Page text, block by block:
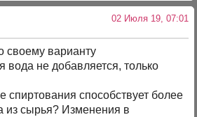
02 Июля 19, 07:01
своему варианту
вода не добавляется, только
спиртования способствует более
из сырья? Изменения в